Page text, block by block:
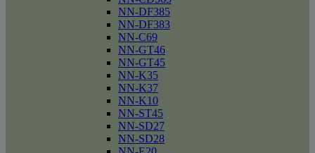
NN-DF385
NN-DF383
NN-C69
NN-GT46
NN-GT45
NN-K35
NN-K37
NN-K10
NN-ST45
NN-SD27
NN-SD28